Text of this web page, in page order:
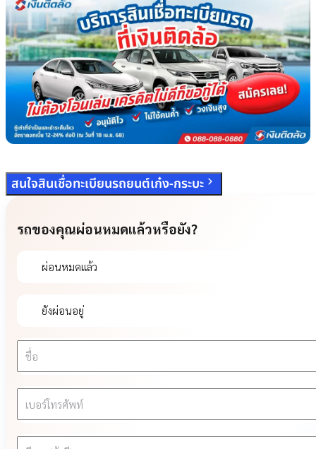
สนใจสินเชื่อทะเบียนรถยนต์เก๋ง-กระบะ
รถของคุณผ่อนหมดแล้วหรือยัง?
ผ่อนหมดแล้ว
ยังผ่อนอยู่
ชื่อ
เบอร์โทรศัพท์